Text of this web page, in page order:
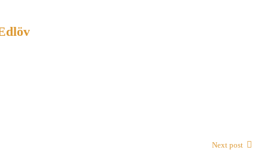
Next post